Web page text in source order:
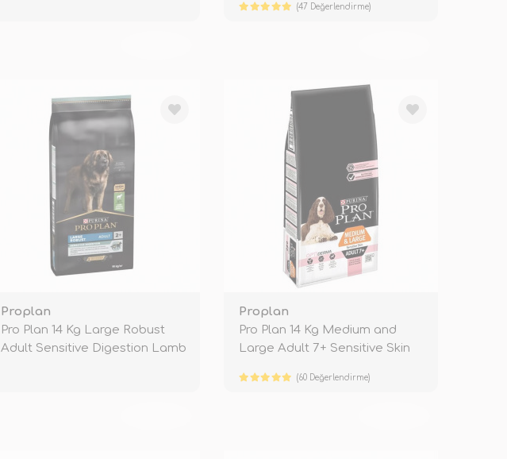
(47 Değerlendirme)
Proplan
Pro Plan 14 Kg Large Robust
Adult Sensitive Digestion Lamb
Proplan
Pro Plan 14 Kg Medium and
Large Adult 7+ Sensitive Skin
(60 Değerlendirme)